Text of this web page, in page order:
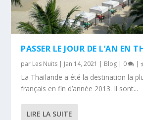
PASSER LE JOUR DE L’AN EN
par Les Nuits | Jan 14, 2021 | Blog | 0 |
La Thaïlande a été la destination la
français en fin d’année 2013. Il sont...
LIRE LA SUITE